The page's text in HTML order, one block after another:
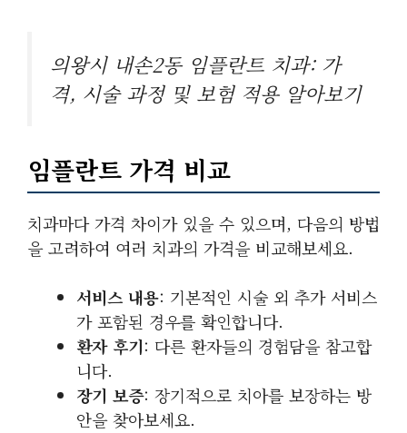
의왕시 내손2동 임플란트 치과: 가
격, 시술 과정 및 보험 적용 알아보기
임플란트 가격 비교
치과마다 가격 차이가 있을 수 있으며, 다음의 방법
을 고려하여 여러 치과의 가격을 비교해보세요.
서비스 내용: 기본적인 시술 외 추가 서비스
가 포함된 경우를 확인합니다.
환자 후기: 다른 환자들의 경험담을 참고합
니다.
장기 보증: 장기적으로 치아를 보장하는 방
안을 찾아보세요.